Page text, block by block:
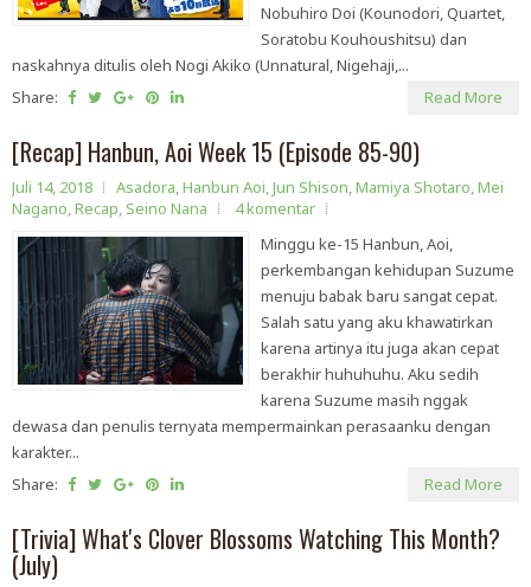
Nobuhiro Doi (Kounodori, Quartet,
Soratobu Kouhoushitsu) dan
naskahnya ditulis oleh Nogi Akiko (Unnatural, Nigehaji,...
Share:
Read More
[Recap] Hanbun, Aoi Week 15 (Episode 85-90)
Juli 14, 2018 Asadora,Hanbun Aoi,Jun Shison,Mamiya Shotaro,Mei
Nagano,Recap, Seino Nana
4 komentar
Minggu ke-15 Hanbun, Aoi,
perkembangan kehidupan Suzume
menuju babak baru sangat cepat.
Salah satu yang aku khawatirkan
karena artinya itu juga akan cepat
berakhir huhuhuhu. Aku sedih
karena Suzume masih nggak
dewasa dan penulis ternyata mempermainkan perasaanku dengan
karakter...
Share:
Read More
[Trivia] What's Clover Blossoms Watching This Month?
(July)